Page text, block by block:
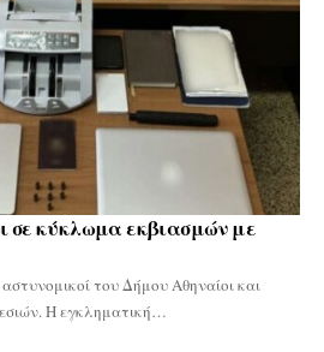
σε κύκλωμα εκβιασμών με
του Δήμου Αθηναίοι και
Η εγκληματική…